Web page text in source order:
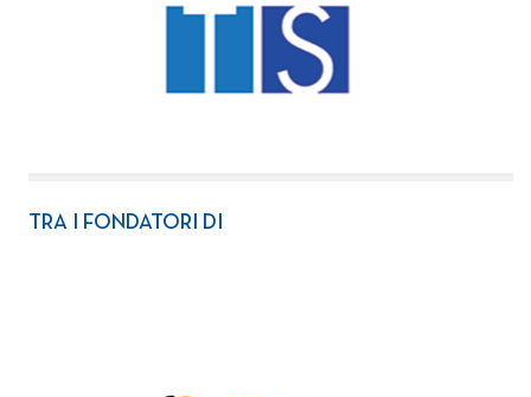
TRA I FONDATORI DI